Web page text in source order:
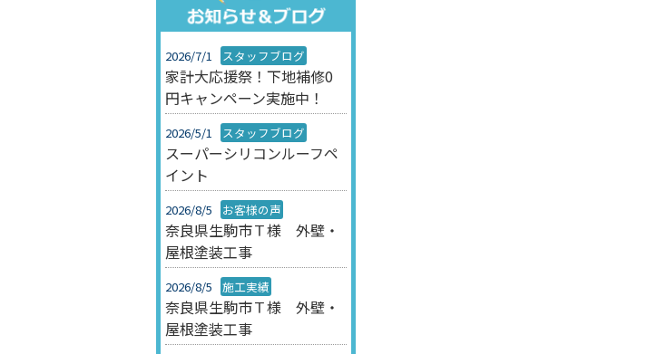
2026/7/1 スタッフブログ
家計大応援祭！下地補修0
円キャンペーン実施中！
2026/5/1 スタッフブログ
スーパーシリコンルーフペ
イント
2026/8/5 お客様の声
奈良県生駒市Ｔ様 外壁・
屋根塗装工事
2026/8/5 施工実績
奈良県生駒市Ｔ様 外壁・
屋根塗装工事